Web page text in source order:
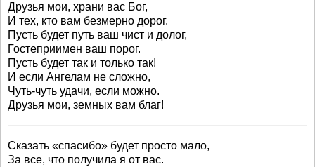
Друзья мои, храни вас Бог,
И тех, кто вам безмерно дорог.
Пусть будет путь ваш чист и долог,
Гостеприимен ваш порог.
Пусть будет так и только так!
И если Ангелам не сложно,
Чуть-чуть удачи, если можно.
Друзья мои, земных вам благ!
Сказать «спасибо» будет просто мало,
За все, что получила я от вас.